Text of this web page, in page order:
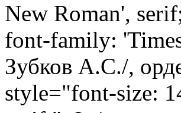
New Roman',
font-family:
Зубков А.С./,
style="font-size: